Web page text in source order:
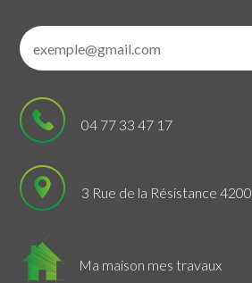
04 77 33 47 17
3 Rue de la Résistance
Ma maison mes travaux